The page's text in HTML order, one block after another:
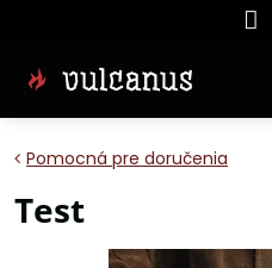
Pomocná pre doručenia
Test